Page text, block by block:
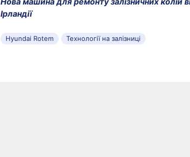
Ірландії
Hyundai Rotem Технології на залізниці